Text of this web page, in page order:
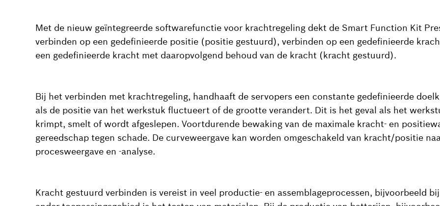
Met de nieuw geïntegreerde softwarefunctie voor krachtregeling dekt de Smart Function Kit
verbinden op een gedefinieerde positie (positie gestuurd), verbinden op een gedefinieerde
een gedefinieerde kracht met daaropvolgend behoud van de kracht (kracht gestuurd).
Bij het verbinden met krachtregeling, handhaaft de servopers een constante gedefinieerde
als de positie van het werkstuk fluctueert of de grootte verandert. Dit is het geval als het
krimpt, smelt of wordt afgeslepen. Voortdurende bewaking van de maximale kracht- en
gereedschap tegen schade. De curveweergave kan worden omgeschakeld van kracht/positie
procesweergave en -analyse.
Kracht gestuurd verbinden is vereist in veel productie- en assemblageprocessen, bijvoorbeeld